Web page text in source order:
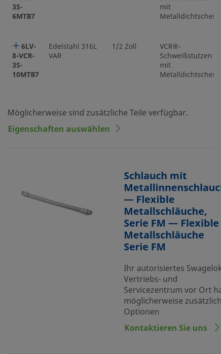
3S-
6MTB7
mit
6LV-
8-VCR-
3S-
10MTB7
Edelstahl 316L
VAR
1/2 Zoll
VCR®-
Schweißstutzen
mit
Möglicherweise sind zusätzliche Teile verfügbar.
Eigenschaften auswählen
Schlauch mit
— Flexible
Metallschläuche,
Serie FM — Flexible
Metallschläuche
Serie FM
Ihr autorisiertes
Vertriebs- und
Servicezentrum vor Ort
möglicherweise
Optionen
Kontaktieren Sie uns